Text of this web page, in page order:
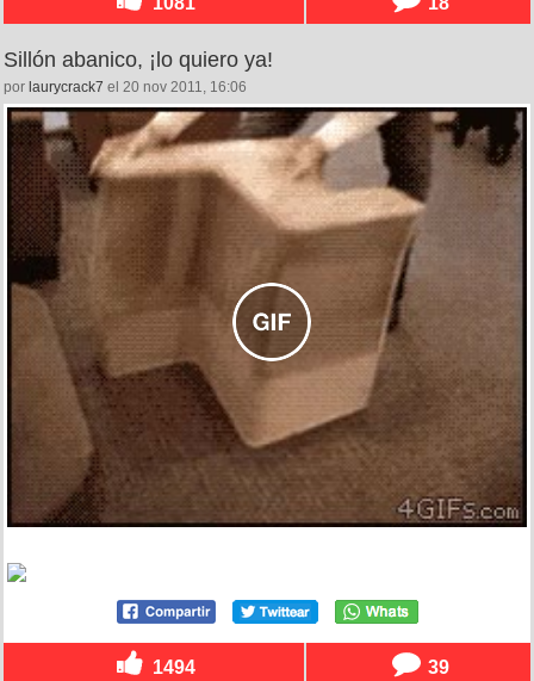
Sillón abanico, ¡lo quiero ya!
por laurycrack7 el 20 nov 2011, 16:06
1494 39